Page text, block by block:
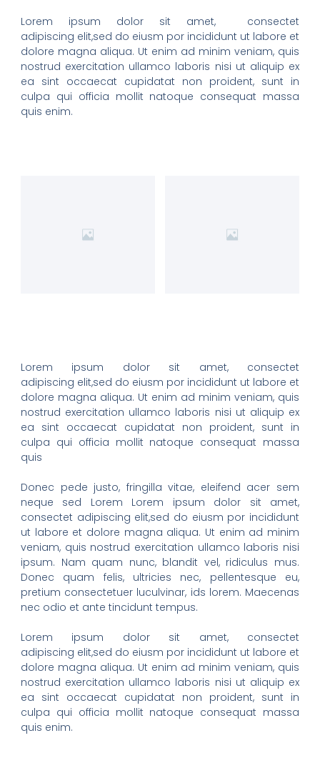
Lorem ipsum dolor sit amet, consectet
adipiscing elit,sed do eiusm por incididunt ut labore et
dolore magna aliqua. Ut enim ad minim veniam, quis
nostrud exercitation ullamco laboris nisi ut aliquip ex
ea sint occaecat cupidatat non proident, sunt in
culpa qui officia mollit natoque consequat massa
quis enim.
Lorem ipsum dolor sit amet, consectet
adipiscing elit,sed do eiusm por incididunt ut labore et
dolore magna aliqua. Ut enim ad minim veniam, quis
nostrud exercitation ullamco laboris nisi ut aliquip ex
ea sint occaecat cupidatat non proident, sunt in
culpa qui officia mollit natoque consequat massa
quis
Donec pede justo, fringilla vitae, eleifend acer sem
neque sed Lorem Lorem ipsum dolor sit amet,
consectet adipiscing elit,sed do eiusm por incididunt
ut labore et dolore magna aliqua. Ut enim ad minim
veniam, quis nostrud exercitation ullamco laboris nisi
ipsum. Nam quam nunc, blandit vel, ridiculus mus.
Donec quam felis, ultricies nec, pellentesque eu,
pretium consectetuer luculvinar, ids lorem. Maecenas
nec odio et ante tincidunt tempus.
Lorem ipsum dolor sit amet, consectet
adipiscing elit,sed do eiusm por incididunt ut labore et
dolore magna aliqua. Ut enim ad minim veniam, quis
nostrud exercitation ullamco laboris nisi ut aliquip ex
ea sint occaecat cupidatat non proident, sunt in
culpa qui officia mollit natoque consequat massa
quis enim.